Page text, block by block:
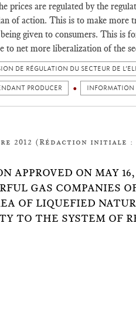
prices are regulated by the
of action. This is to make more
given to consumers. This is
to net more liberalization of the
DE RÉGULATION DU SECTEUR DE
PRODUCER INFORMATION
2012 (Rédaction initiale :
APPROVED ON MAY
GAS COMPANIES
OF LIQUEFIED
TO THE SYSTEM OF